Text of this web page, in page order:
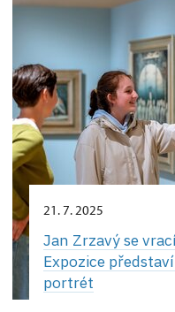
21. 7. 2025
Jan Zrzavý se
Expozice
portrét